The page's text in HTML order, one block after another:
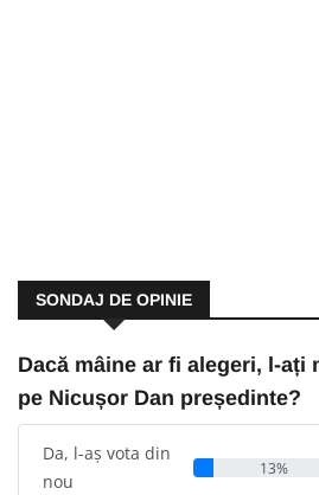
SONDAJ DE OPINIE
Dacă mâine ar fi alegeri, l-ați
pe Nicușor Dan președinte?
Da, l-aș vota din
nou
13%